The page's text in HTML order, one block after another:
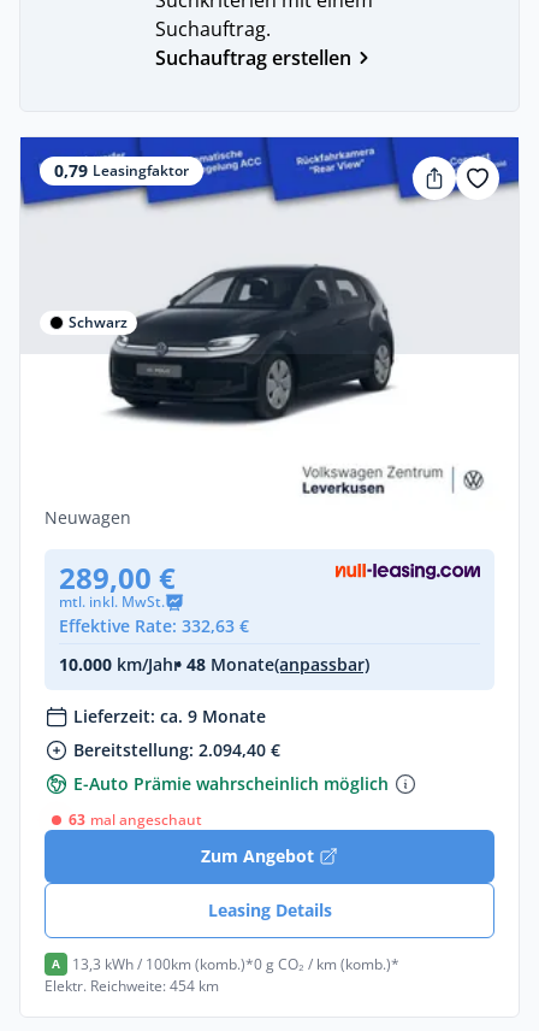
Suchauftrag.
Suchauftrag erstellen
0,79 Leasingfaktor
Schwarz
Privat & Gewerbe
Volkswagen ID. Polo Life LED ACC KAM
211 PS (155 kW)
Neuwagen
289,00 €
mtl. inkl. MwSt.
Effektive Rate: 332,63 €
10.000 km/Jahr• 48 Monate(anpassbar)
Lieferzeit: ca. 9 Monate
Bereitstellung: 2.094,40 €
E-Auto Prämie wahrscheinlich möglich
63 mal angeschaut
Zum Angebot
Leasing Details
A 13,3 kWh / 100km (komb.)*0 g CO₂ / km (komb.)*
Elektr. Reichweite: 454 km